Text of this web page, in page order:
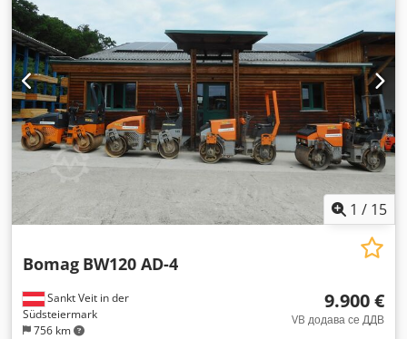
1 / 15
Sankt Veit in der
Südsteiermark
756 km
Bomag BW120 AD-4
9.900 €
VB додава се ДДВ